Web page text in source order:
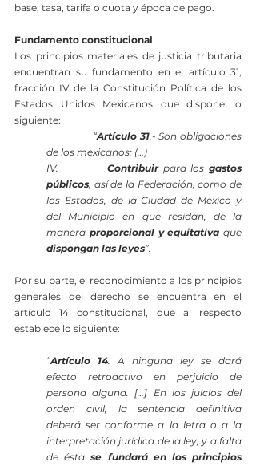
base, tasa, tarifa o cuota y época de pago.
Fundamento constitucional
Los principios materiales de justicia tributaria
encuentran su fundamento en el artículo 31,
fracción IV de la Constitución Política de los
Estados Unidos Mexicanos que dispone lo
siguiente:
“Artículo 31.- Son obligaciones
de los mexicanos: (…)
IV. Contribuir para los gastos
públicos, así de la Federación, como de
los Estados, de la Ciudad de México y
del Municipio en que residan, de la
manera proporcional y equitativa
dispongan las leyes”.
Por su parte, el reconocimiento a los principios
generales del derecho se encuentra en el
artículo 14 constitucional, que al respecto
establece lo siguiente:
“Artículo 14. A ninguna ley se dará
efecto retroactivo en perjuicio de
persona alguna. […] En los juicios del
orden civil, la sentencia definitiva
deberá ser conforme a la letra o a la
interpretación jurídica de la ley, y a falta
de ésta se fundará en los principios